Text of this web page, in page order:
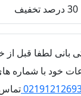
30 درصد تخفیف
بانی لطفا قبل از
خود با شماره